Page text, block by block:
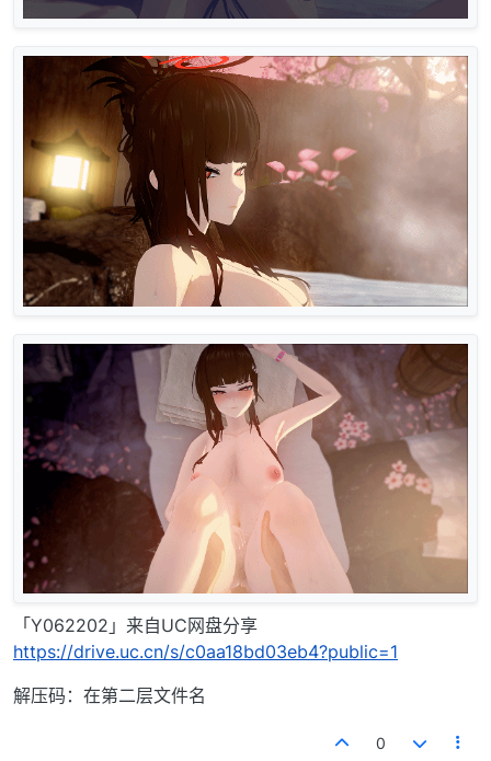
「Y062202」来自UC网盘分享
https://drive.uc.cn/s/c0aa18bd03eb4?public=1
解压码：在第二层文件名
0